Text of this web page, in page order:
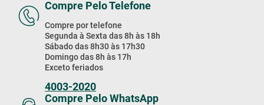
Compre Pelo Telefone
Compre por telefone
Segunda à Sexta das 8h às 18h
Sábado das 8h30 às 17h30
Domingo das 8h às 17h
Exceto feriados
4003-2020
Compre Pelo WhatsApp